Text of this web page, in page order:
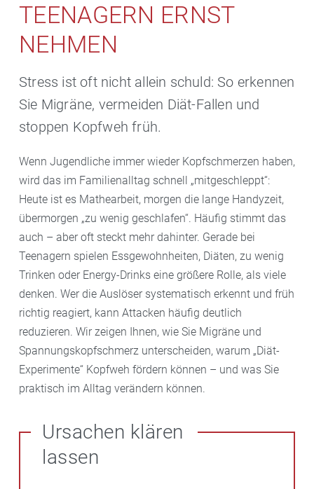
TEENAGERN ERNST
NEHMEN
Stress ist oft nicht allein schuld: So erkennen
Sie Migräne, vermeiden Diät-Fallen und
stoppen Kopfweh früh.
Wenn Jugendliche immer wieder Kopfschmerzen haben,
wird das im Familienalltag schnell „mitgeschleppt“:
Heute ist es Mathearbeit, morgen die lange Handyzeit,
übermorgen „zu wenig geschlafen“. Häufig stimmt das
auch – aber oft steckt mehr dahinter. Gerade bei
Teenagern spielen Essgewohnheiten, Diäten, zu wenig
Trinken oder Energy-Drinks eine größere Rolle, als viele
denken. Wer die Auslöser systematisch erkennt und früh
richtig reagiert, kann Attacken häufig deutlich
reduzieren. Wir zeigen Ihnen, wie Sie Migräne und
Spannungskopfschmerz unterscheiden, warum „Diät-
Experimente“ Kopfweh fördern können – und was Sie
praktisch im Alltag verändern können.
Ursachen klären
lassen